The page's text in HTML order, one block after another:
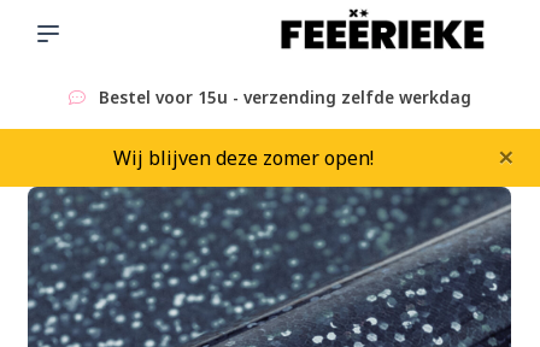
Bestel voor 15u - verzending zelfde werkdag
Wij blijven deze zomer open! ×